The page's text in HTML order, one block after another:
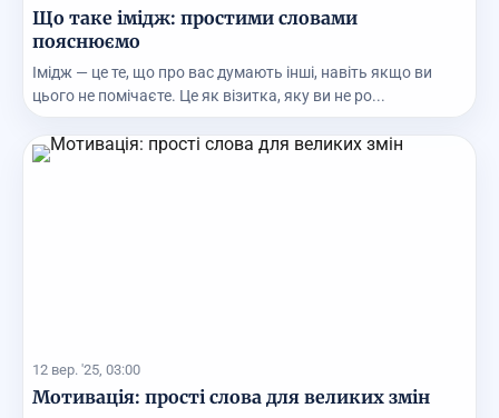
Що таке імідж: простими словами
пояснюємо
Імідж — це те, що про вас думають інші, навіть якщо ви
цього не помічаєте. Це як візитка, яку ви не ро...
12 вер. '25, 03:00
Мотивація: прості слова для великих змін